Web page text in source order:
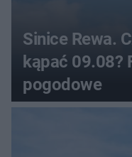
Sinice Rewa.
kąpać 09.08?
pogodowe